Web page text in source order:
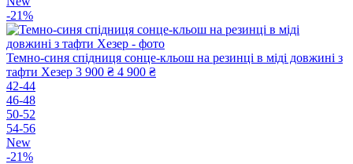
-21%
Темно-синя спідниця сонце-кльош на резинці в міді довжині з
тафти Хезер 3 900 ₴ 4 900 ₴
42-44
46-48
50-52
54-56
New
-21%